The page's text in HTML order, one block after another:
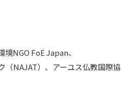
NGO FoE Japan、
（NAJAT）、アーユス仏教国際協